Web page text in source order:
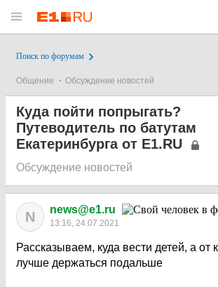
Поиск по форумам
Общение Обсуждение новостей
Куда пойти попрыгать?
Путеводитель по батутам
Екатеринбурга от E1.RU
Обсуждение новостей
N news@e1.ru
13:16, 24.07.2021
Рассказываем, куда вести детей, а от
лучше держаться подальше